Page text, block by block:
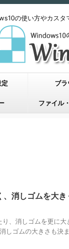
の使い方やカスタ
ブ
ファイル
消しゴムを大き
、消しゴムを更に大
しゴムの大きさも決